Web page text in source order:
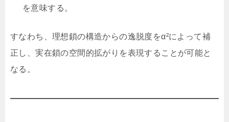
を意味する。
すなわち、理想鎖の構造からの逸脱度をα²によって補
正し、実在鎖の空間的拡がりを表現することが可能と
なる。